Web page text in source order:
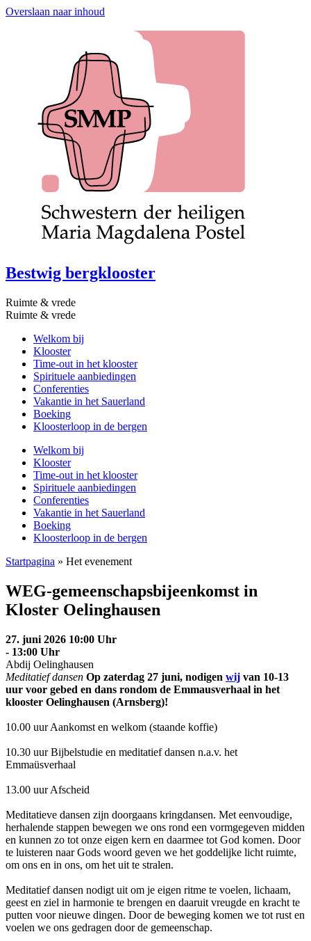
Overslaan naar inhoud
Bestwig bergklooster
Ruimte & vrede
Ruimte & vrede
Welkom bij
Klooster
Time-out in het klooster
Spirituele aanbiedingen
Conferenties
Vakantie in het Sauerland
Boeking
Kloosterloop in de bergen
Welkom bij
Klooster
Time-out in het klooster
Spirituele aanbiedingen
Conferenties
Vakantie in het Sauerland
Boeking
Kloosterloop in de bergen
Startpagina » Het evenement
WEG-gemeenschapsbijeenkomst in
Kloster Oelinghausen
27. juni 2026 10:00 Uhr
- 13:00 Uhr
Abdij Oelinghausen
Meditatief dansen Op zaterdag 27 juni, nodigen wij van 10-13
uur voor gebed en dans rondom de Emmausverhaal in het
klooster Oelinghausen (Arnsberg)!
10.00 uur Aankomst en welkom (staande koffie)
10.30 uur Bijbelstudie en meditatief dansen n.a.v. het
Emmaüsverhaal
13.00 uur Afscheid
Meditatieve dansen zijn doorgaans kringdansen. Met eenvoudige,
herhalende stappen bewegen we ons rond een vormgegeven midden
en kunnen zo tot onze eigen kern en daarmee tot God komen. Door
te luisteren naar Gods woord geven we het goddelijke licht ruimte,
om ons en in ons, om het uit te stralen.
Meditatief dansen nodigt uit om je eigen ritme te voelen, lichaam,
geest en ziel in harmonie te brengen en daaruit vreugde en kracht te
putten voor nieuwe dingen. Door de beweging komen we tot rust en
voelen we ons gedragen door de gemeenschap.